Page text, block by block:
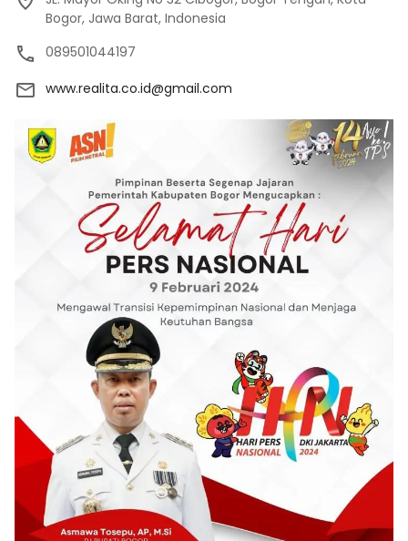
Bogor, Jawa Barat, Indonesia
089501044197
www.realita.co.id@gmail.com